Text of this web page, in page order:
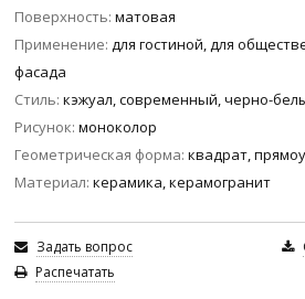
Поверхность матовая
Применение для гостиной, для
фасада
Стиль кэжуал, современный, черно-
Рисунок моноколор
Геометрическая форма квадрат,
Материал керамика, керамогранит
Задать вопрос
Распечатать